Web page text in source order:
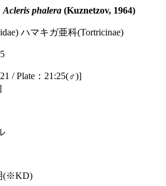
Acleris phalera (Kuznetzov, 1964)
ハマキガ亜科(Tortricinae)
/ Plate：21:25(♂)]
(※KD)